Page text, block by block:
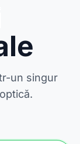
un singur